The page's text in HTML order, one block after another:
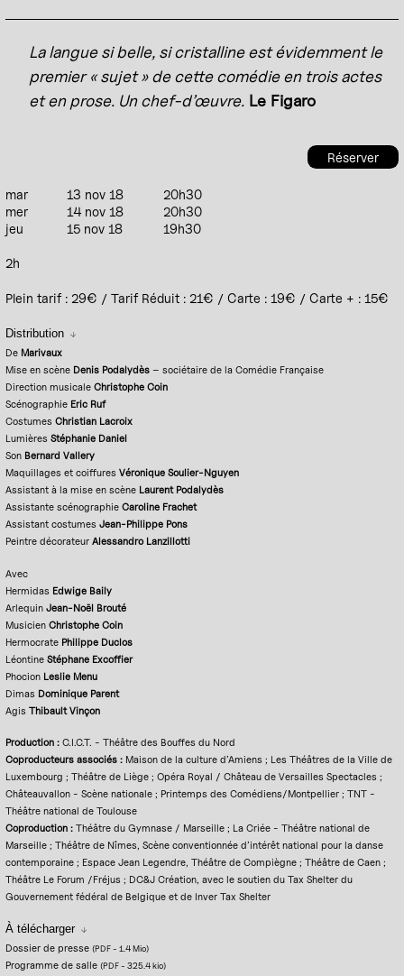
La langue si belle, si cristalline est évidemment le
premier « sujet » de cette comédie en trois actes
et en prose. Un chef-d’œuvre. Le Figaro
Réserver
mar 13 nov 18
20h30
mer
14 nov 18
20h30
jeu
15 nov 18 19h30
2h
Plein tarif : 29€ / Tarif Réduit : 21€ / Carte : 19€ / Carte + : 15€
Distribution
De Marivaux
Mise en scène Denis Podalydès – sociétaire de la Comédie Française
Direction musicaleChristophe Coin
Scénographie Eric Ruf
CostumesChristian Lacroix
Lumières Stéphanie Daniel
Son Bernard Vallery
Maquillages et coiffuresVéronique Soulier-Nguyen
Assistant à la mise en scène Laurent Podalydès
Assistante scénographieCaroline Frachet
Assistant costumesJean-Philippe Pons
Peintre décorateur Alessandro Lanzillotti
Avec
Hermidas Edwige Baily
Arlequin Jean-Noël Brouté
MusicienChristophe Coin
Hermocrate Philippe Duclos
LéontineStéphane Excoffier
Phocion Leslie Menu
Dimas Dominique Parent
AgisThibault Vinçon
Production : C.I.C.T. - Théâtre des Bouffes du Nord
Coproducteurs associés : Maison de la culture d’Amiens ; Les Théâtres de la Ville de
Luxembourg ; Théâtre de Liège ; Opéra Royal / Château de Versailles Spectacles ;
Châteauvallon - Scène nationale ; Printemps des Comédiens/Montpellier ; TNT -
Théâtre national de Toulouse
Coproduction : Théâtre du Gymnase / Marseille ; La Criée - Théâtre national de
Marseille ; Théâtre de Nîmes, Scène conventionnée d’intérêt national pour la danse
contemporaine ; Espace Jean Legendre, Théâtre de Compiègne ; Théâtre de Caen ;
Théâtre Le Forum /Fréjus ; DC&J Création, avec le soutien du Tax Shelter du
Gouvernement fédéral de Belgique et de Inver Tax Shelter
À télécharger
Dossier de presse(PDF-1.4 Mio)
Programme de salle(PDF-325.4 kio)